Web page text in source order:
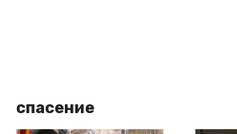
спасение